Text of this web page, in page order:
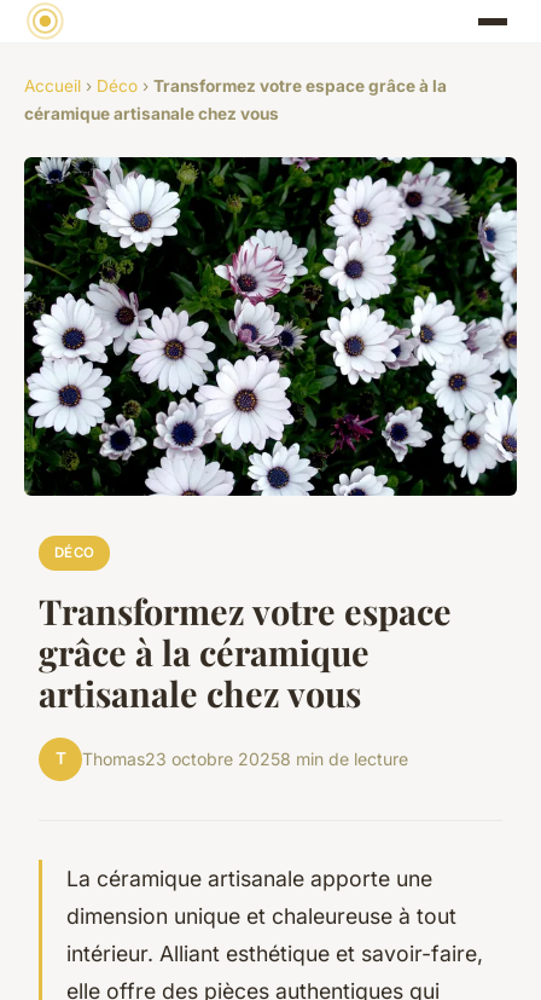
Accueil › Déco › Transformez votre espace grâce à la
céramique artisanale chez vous
DÉCO
Transformez votre espace
grâce à la céramique
artisanale chez vous
T Thomas23 octobre 20258 min de lecture
La céramique artisanale apporte une
dimension unique et chaleureuse à tout
intérieur. Alliant esthétique et savoir-faire,
elle offre des pièces authentiques qui